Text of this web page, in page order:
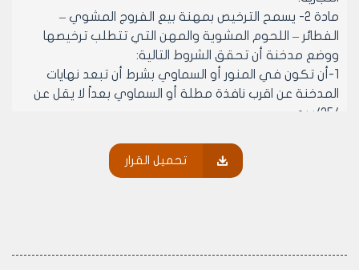
مادة 2- يسمح الترخيص بمهنة بيع الفروج المشوي –
الفطائر – اللحوم المشوية والمهن التي تتطلب ترخيصها
ووضع مدخنة أن تحقق الشروط التالية:
1-أن تكون في المنور أو السماوي بشرط أن تبعد نهايات
المدخنة عن اقرب نافذة مطلة أو السماوي بعداً لا يقل عن
/25/سم.
استخدام مداخن المدافئ لهذه الغاية.
المادة 3- على مديريتي الشؤون الفنية والشؤون الصحية
تحميل القرار